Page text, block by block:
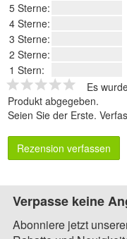
5 Sterne:
4 Sterne:
3 Sterne:
2 Sterne:
1 Stern:
Es
Produkt abgegeben.
Seien Sie der Erste.
Rezension verfassen
Verpasse keine
Abonniere jetzt